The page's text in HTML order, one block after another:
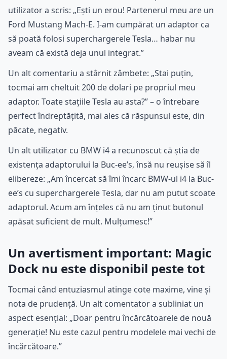
utilizator a scris: „Ești un erou! Partenerul meu are un
Ford Mustang Mach-E. I-am cumpărat un adaptor ca
să poată folosi superchargerele Tesla… habar nu
aveam că există deja unul integrat.”
Un alt comentariu a stârnit zâmbete: „Stai puțin,
tocmai am cheltuit 200 de dolari pe propriul meu
adaptor. Toate stațiile Tesla au asta?” – o întrebare
perfect îndreptățită, mai ales că răspunsul este, din
păcate, negativ.
Un alt utilizator cu BMW i4 a recunoscut că știa de
existența adaptorului la Buc-ee’s, însă nu reușise să îl
elibereze: „Am încercat să îmi încarc BMW-ul i4 la Buc-
ee’s cu superchargerele Tesla, dar nu am putut scoate
adaptorul. Acum am înțeles că nu am ținut butonul
apăsat suficient de mult. Mulțumesc!”
Un avertisment important: Magic
Dock nu este disponibil peste tot
Tocmai când entuziasmul atinge cote maxime, vine și
nota de prudență. Un alt comentator a subliniat un
aspect esențial: „Doar pentru încărcătoarele de nouă
generație! Nu este cazul pentru modelele mai vechi de
încărcătoare.”